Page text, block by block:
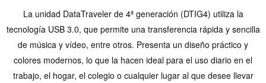
La unidad DataTraveler de 4ª generación (DTIG4) utiliza la
tecnología USB 3.0, que permite una transferencia rápida y sencilla
de música y vídeo, entre otros. Presenta un diseño práctico y
colores modernos, lo que la hacen ideal para el uso diario en el
trabajo, el hogar, el colegio o cualquier lugar al que desee llevar